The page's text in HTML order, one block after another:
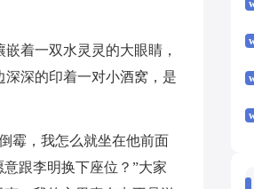
着一双水灵灵的大眼睛，
深的印着一对小酒窝，是
霉，我怎么就坐在他前面
跟李明换下座位？”大家